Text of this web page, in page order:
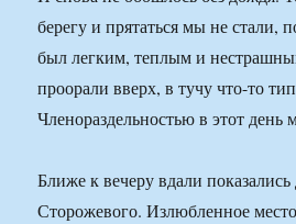
берегу и прятаться мы не стали,
был легким, теплым и
проорали вверх, в тучу что-то
Членораздельностью в этот день
Ближе к вечеру вдали
Сторожевого. Излюбленное